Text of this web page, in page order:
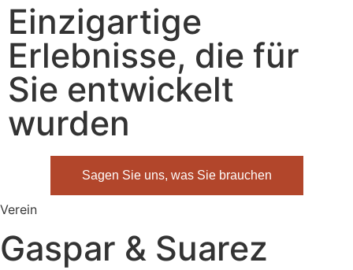
Einzigartige
Erlebnisse, die für
Sie entwickelt
wurden
Sagen Sie uns, was Sie brauchen
Verein
Gaspar & Suarez